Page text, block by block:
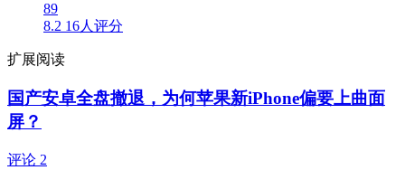
89
8.2 16人评分
扩展阅读
国产安卓全盘撤退，为何苹果新iPhone偏要上曲面
屏？
评论 2